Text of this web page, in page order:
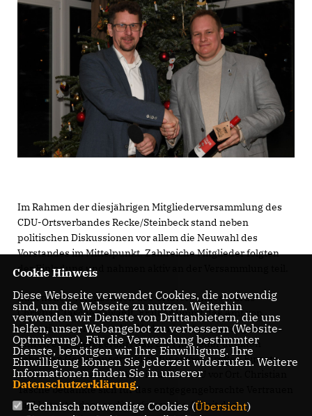
Im Rahmen der diesjährigen Mitgliederversammlung des
CDU-Ortsverbandes Recke/Steinbeck stand neben
politischen Diskussionen vor allem die Neuwahl des
Vorstandes im Mittelpunkt. Zahlreiche Mitglieder folgten
der Einladung und nahmen aktiv an der Versammlung teil.
Zum neuen Vorsitzenden des Ortsverbandes wurde
Christian Tasche gewählt. Er übernimmt das Amt von
Sebastian Goeke, der den Verband in den vergangenen
Jahren engagiert geführt hat. Die Mitglieder dankten
Sebastian Goeke ausdrücklich für seinen großen Einsatz
und seine verlässliche Arbeit für die CDU vor Ort. Christian
Tasche bedankte sich für das entgegengebrachte Vertrauen
und betonte, dass er die erfolgreiche Arbeit des
Cookie Hinweis
Diese Webseite verwendet Cookies, die notwendig
sind, um die Webseite zu nutzen. Weiterhin
verwenden wir Dienste von Drittanbietern, die uns
helfen, unser Webangebot zu verbessern (Website-
Optmierung). Für die Verwendung bestimmter
Dienste, benötigen wir Ihre Einwilligung. Ihre
Einwilligung können Sie jederzeit widerrufen. Weitere
Informationen finden Sie in unserer
Datenschutzerklärung.
Technisch notwendige Cookies (Übersicht)